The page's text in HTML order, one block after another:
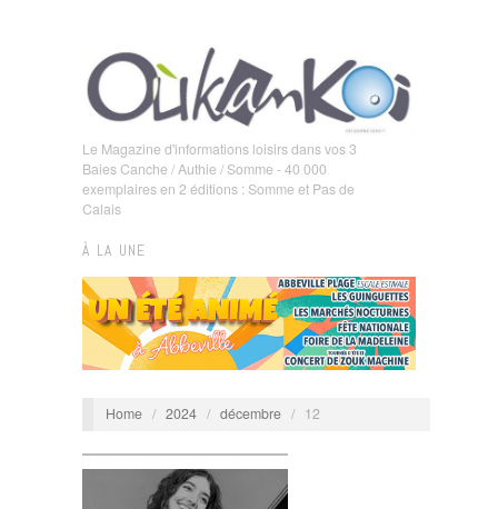
Le Magazine d'informations loisirs dans vos 3
Baies Canche / Authie / Somme - 40 000
exemplaires en 2 éditions : Somme et Pas de
Calais
À LA UNE
Home / 2024 / décembre / 12